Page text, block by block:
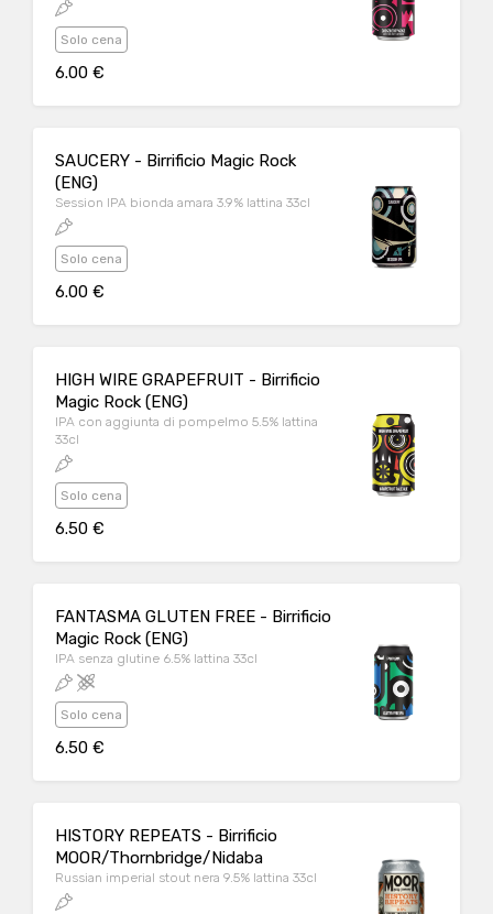
Solo cena
6.00 €
SAUCERY - Birrificio Magic Rock
(ENG)
Session IPA bionda amara 3.9% lattina 33cl
Solo cena
6.00 €
HIGH WIRE GRAPEFRUIT - Birrificio
Magic Rock (ENG)
IPA con aggiunta di pompelmo 5.5% lattina
33cl
Solo cena
6.50 €
FANTASMA GLUTEN FREE - Birrificio
Magic Rock (ENG)
IPA senza glutine 6.5% lattina 33cl
Solo cena
6.50 €
HISTORY REPEATS - Birrificio
MOOR/Thornbridge/Nidaba
Russian imperial stout nera 9.5% lattina 33cl